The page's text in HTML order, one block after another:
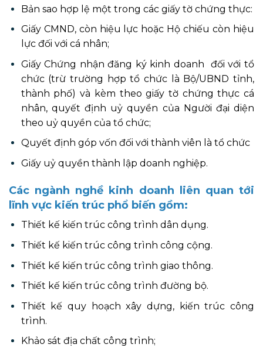
Bản sao hợp lệ một trong các giấy tờ chứng thực:
Giấy CMND, còn hiệu lực hoặc Hộ chiếu còn hiệu
lực đối với cá nhân;
Giấy Chứng nhận đăng ký kinh doanh đối với tổ
chức (trừ trường hợp tổ chức là Bộ/UBND tỉnh,
thành phố) và kèm theo giấy tờ chứng thực cá
nhân, quyết định uỷ quyền của Người đại diện
theo uỷ quyền của tổ chức;
Quyết định góp vốn đối với thành viên là tổ chức
Giấy uỷ quyền thành lập doanh nghiệp.
Các ngành nghề kinh doanh liên quan tới
lĩnh vực kiến trúc phổ biến gồm:
Thiết kế kiến trúc công trình dân dụng.
Thiết kế kiến trúc công trình công cộng.
Thiết kế kiến trúc công trình giao thông.
Thiết kế kiến trúc công trình đường bộ.
Thiết kế quy hoạch xây dựng, kiến trúc công
trình.
Khảo sát địa chất công trình;